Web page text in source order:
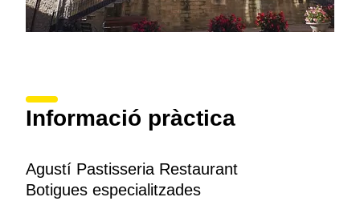
Informació pràctica
Agustí Pastisseria Restaurant
Botigues especialitzades